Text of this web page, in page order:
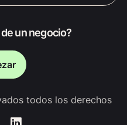
un negocio?
todos los derechos